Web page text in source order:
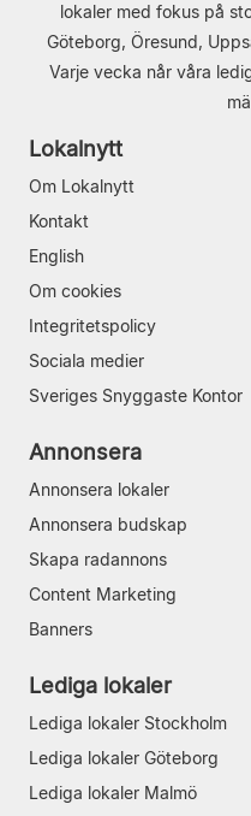
lokaler med fokus på
Göteborg, Öresund,
Varje vecka når våra
Lokalnytt
Om Lokalnytt
Kontakt
English
Om cookies
Integritetspolicy
Sociala medier
Sveriges Snyggaste Kontor
Annonsera
Annonsera lokaler
Annonsera budskap
Skapa radannons
Content Marketing
Banners
Lediga lokaler
Lediga lokaler Stockholm
Lediga lokaler Göteborg
Lediga lokaler Malmö